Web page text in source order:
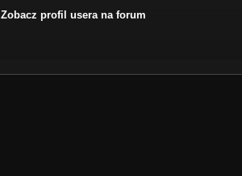
Zobacz profil usera na forum